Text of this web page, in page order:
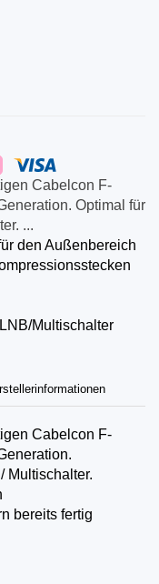
Cabelcon F-
Optimal für
...
den Außenbereich
Multischalter
Cabelcon F-
Multischalter.
bereits fertig